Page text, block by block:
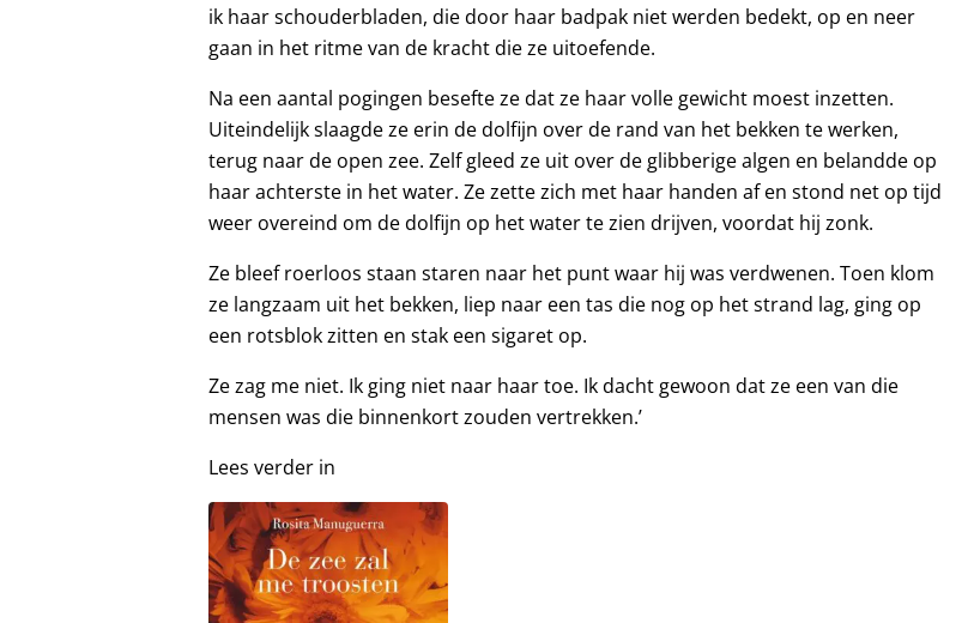
ik haar schouderbladen, die door haar badpak niet werden bedekt, op en neer
gaan in het ritme van de kracht die ze uitoefende.
Na een aantal pogingen besefte ze dat ze haar volle gewicht moest inzetten.
Uiteindelijk slaagde ze erin de dolfijn over de rand van het bekken te werken,
terug naar de open zee. Zelf gleed ze uit over de glibberige algen en belandde op
haar achterste in het water. Ze zette zich met haar handen af en stond net op tijd
weer overeind om de dolfijn op het water te zien drijven, voordat hij zonk.
Ze bleef roerloos staan staren naar het punt waar hij was verdwenen. Toen klom
ze langzaam uit het bekken, liep naar een tas die nog op het strand lag, ging op
een rotsblok zitten en stak een sigaret op.
Ze zag me niet. Ik ging niet naar haar toe. Ik dacht gewoon dat ze een van die
mensen was die binnenkort zouden vertrekken.’
Lees verder in